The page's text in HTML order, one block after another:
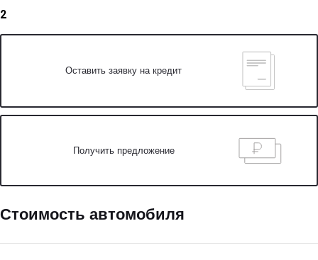
2
Оставить заявку на кредит
Получить предложение
Стоимость автомобиля